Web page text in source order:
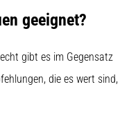
geeignet?
gibt es im Gegensatz
die es wert sind,